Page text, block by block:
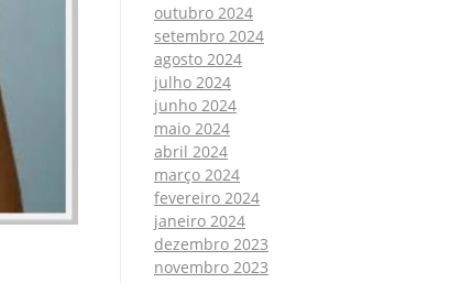
outubro 2024
setembro 2024
agosto 2024
julho 2024
junho 2024
maio 2024
abril 2024
março 2024
fevereiro 2024
janeiro 2024
dezembro 2023
novembro 2023